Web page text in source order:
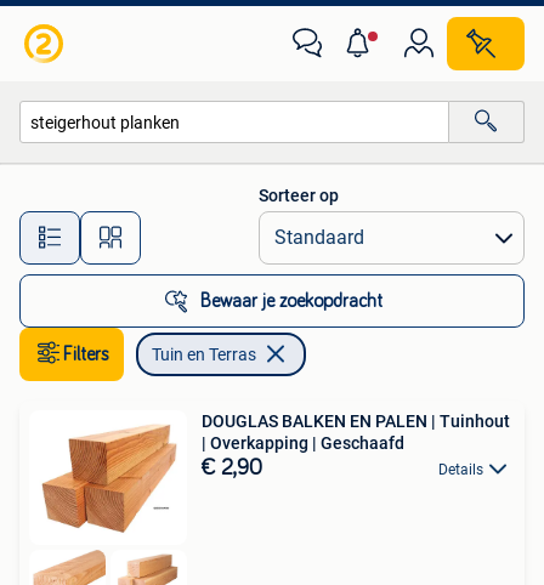
Alle afstanden…
Sorteer op
Bewaar je zoekopdracht
Filters Tuin en Terras
DOUGLAS BALKEN EN PALEN | Tuinhout
| Overkapping | Geschaafd
€ 2,90 Details